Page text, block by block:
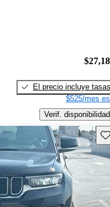
El precio incluye tasas
$525/mes
Verif. disponibilidad